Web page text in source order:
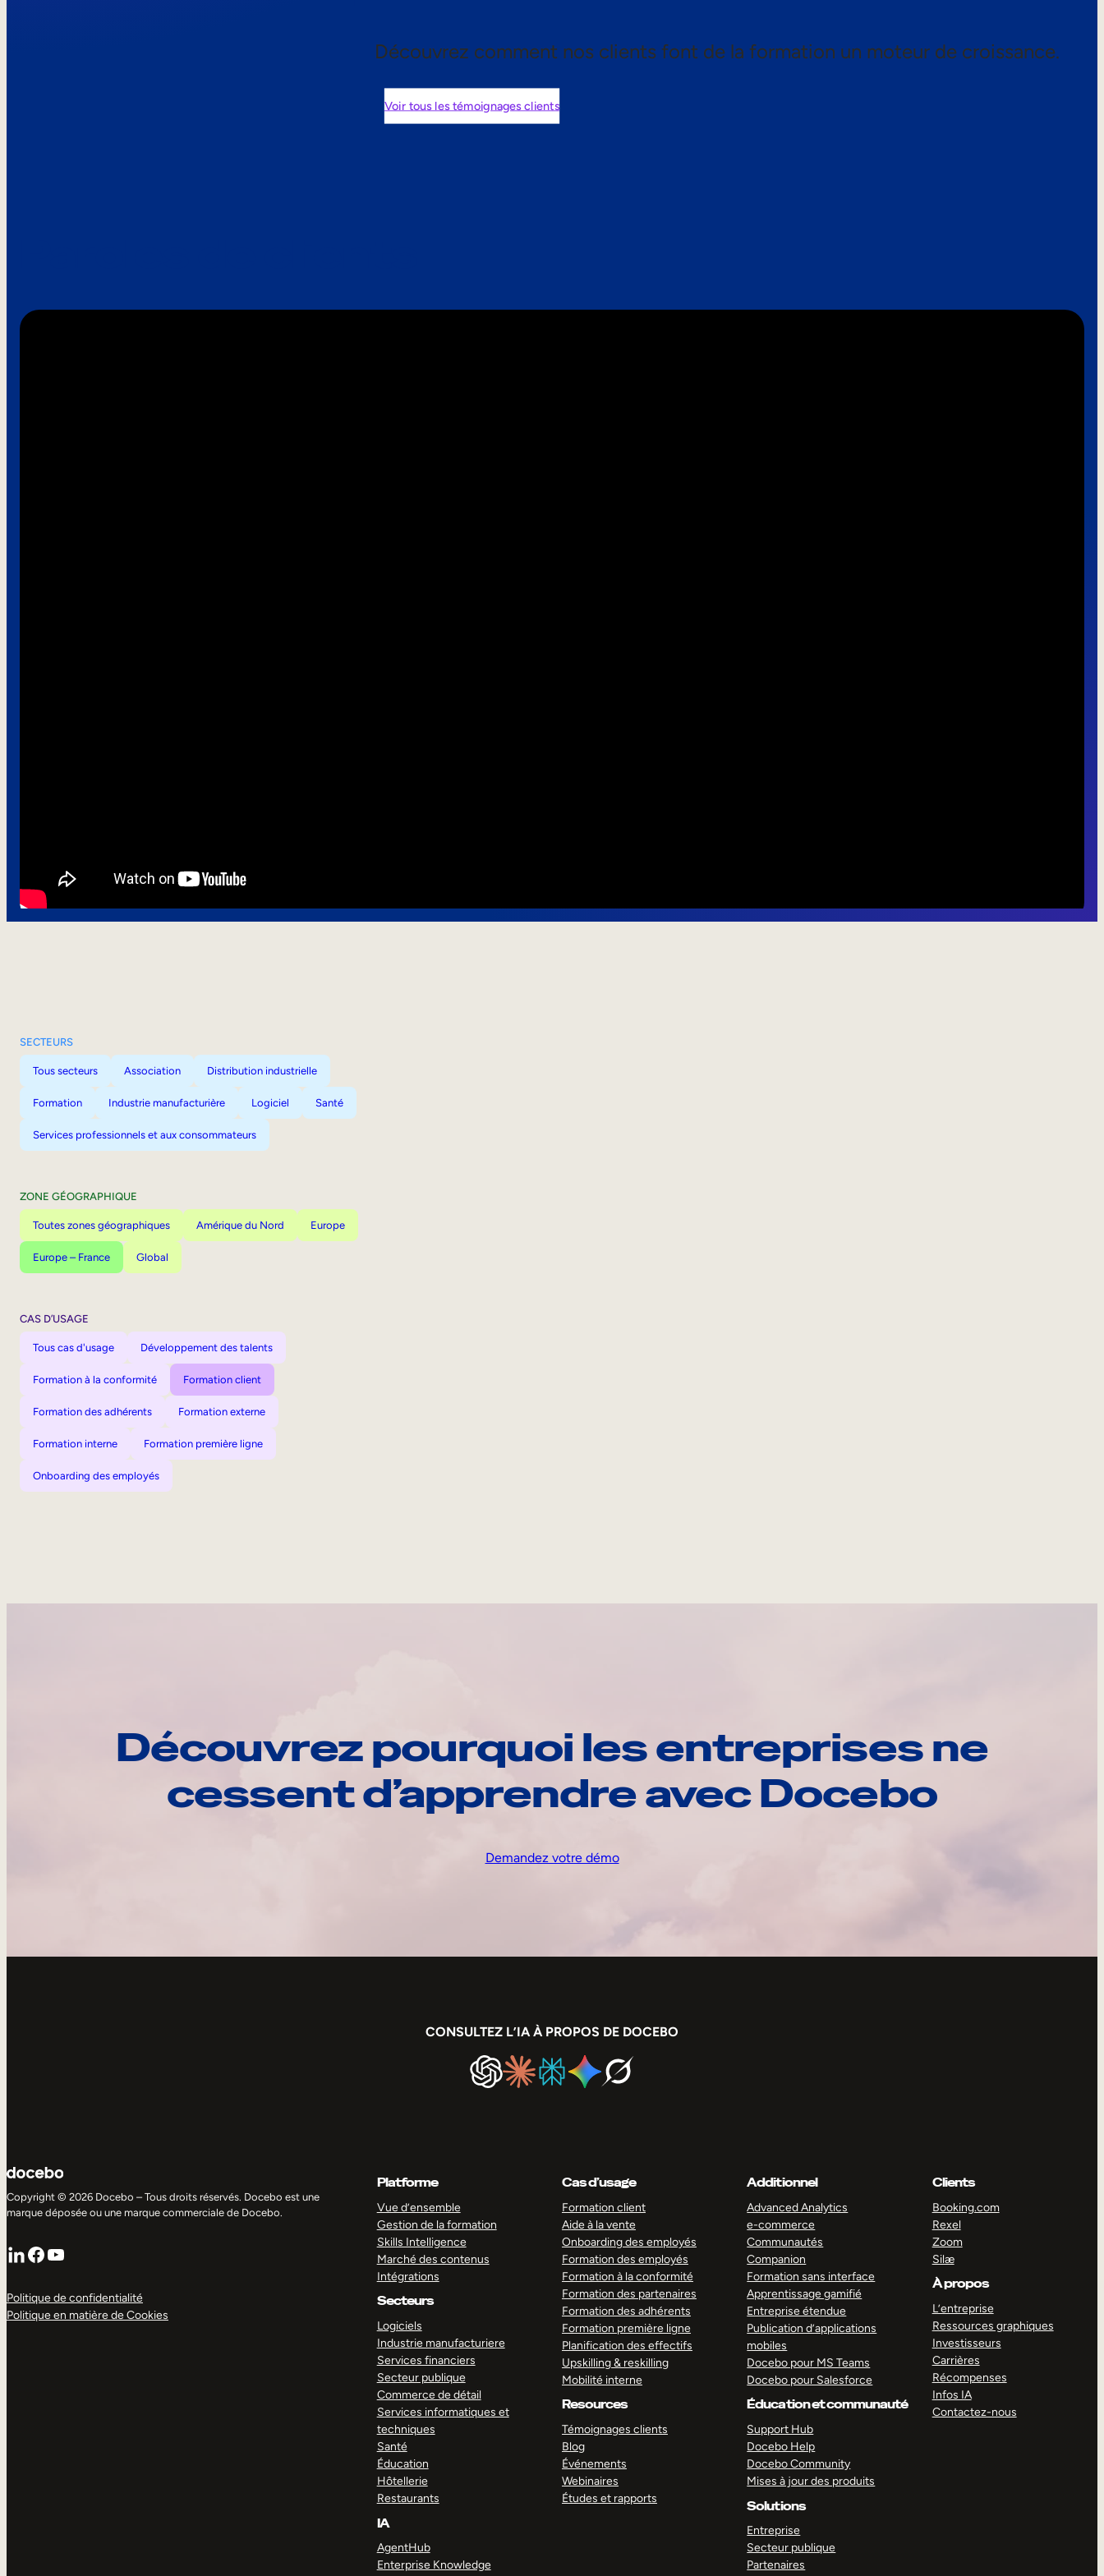
Découvrez comment nos clients font de la formation un moteur de croissance.
Voir tous les témoignages clients
SECTEURS
Tous secteurs Association Distribution industrielle
Formation Industrie manufacturière Logiciel Santé
Services professionnels et aux consommateurs
ZONE GÉOGRAPHIQUE
Toutes zones géographiques Amérique du Nord Europe
Europe – France Global
CAS D’USAGE
Tous cas d'usage Développement des talents
Formation à la conformité Formation client
Formation des adhérents Formation externe
Formation interne Formation première ligne
Onboarding des employés
Découvrez pourquoi les entreprises ne
cessent d’apprendre avec Docebo
Demandez votre démo
CONSULTEZ L’IA À PROPOS DE DOCEBO
Copyright © 2026 Docebo – Tous droits réservés. Docebo est une
marque déposée ou une marque commerciale de Docebo.
LinkedIn
Facebook
YouTube
Politique de confidentialité
Politique en matière de Cookies
Platforme
Vue d’ensemble
Gestion de la formation
Skills Intelligence
Marché des contenus
Intégrations
Secteurs
Logiciels
Industrie manufacturiere
Services financiers
Secteur publique
Commerce de détail
Services informatiques et
techniques
Santé
Éducation
Hôtellerie
Restaurants
IA
AgentHub
Enterprise Knowledge
Cas d’usage
Formation client
Aide à la vente
Onboarding des employés
Formation des employés
Formation à la conformité
Formation des partenaires
Formation des adhérents
Formation première ligne
Planification des effectifs
Upskilling & reskilling
Mobilité interne
Resources
Témoignages clients
Blog
Événements
Webinaires
Études et rapports
Additionnel
Advanced Analytics
e-commerce
Communautés
Companion
Formation sans interface
Apprentissage gamifié
Entreprise étendue
Publication d’applications
mobiles
Docebo pour MS Teams
Docebo pour Salesforce
Éducation et communauté
Support Hub
Docebo Help
Docebo Community
Mises à jour des produits
Solutions
Entreprise
Secteur publique
Partenaires
Clients
Booking.com
Rexel
Zoom
Silæ
À propos
L’entreprise
Ressources graphiques
Investisseurs
Carrières
Récompenses
Infos IA
Contactez-nous